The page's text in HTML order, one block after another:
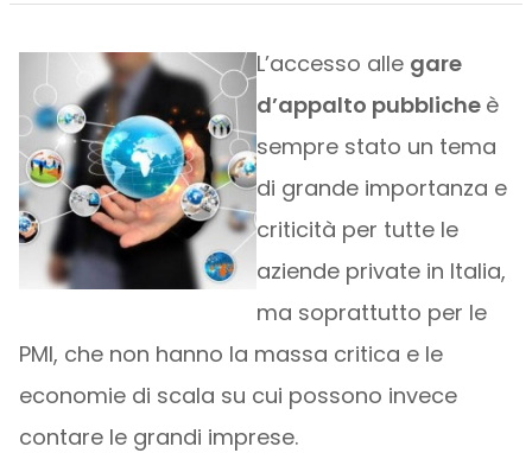
L’accesso alle gare
d’appalto pubbliche è
sempre stato un tema
di grande importanza e
criticità per tutte le
aziende private in Italia,
ma soprattutto per le
PMI, che non hanno la massa critica e le
economie di scala su cui possono invece
contare le grandi imprese.